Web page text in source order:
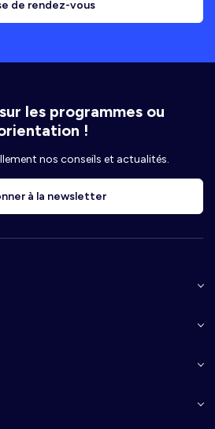
de rendez-vous
les programmes ou
!
nos conseils et actualités.
à la newsletter